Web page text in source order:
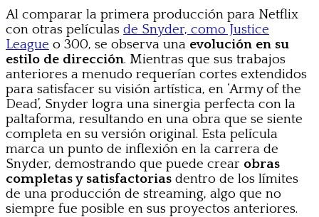
Al comparar la primera producción para Netflix
con otras películas de Snyder, como Justice
League o 300, se observa una evolución en su
estilo de dirección. Mientras que sus trabajos
anteriores a menudo requerían cortes extendidos
para satisfacer su visión artística, en ‘Army of the
Dead’, Snyder logra una sinergia perfecta con la
paltaforma, resultando en una obra que se siente
completa en su versión original. Esta película
marca un punto de inflexión en la carrera de
Snyder, demostrando que puede crear obras
completas y satisfactorias dentro de los límites
de una producción de streaming, algo que no
siempre fue posible en sus proyectos anteriores.